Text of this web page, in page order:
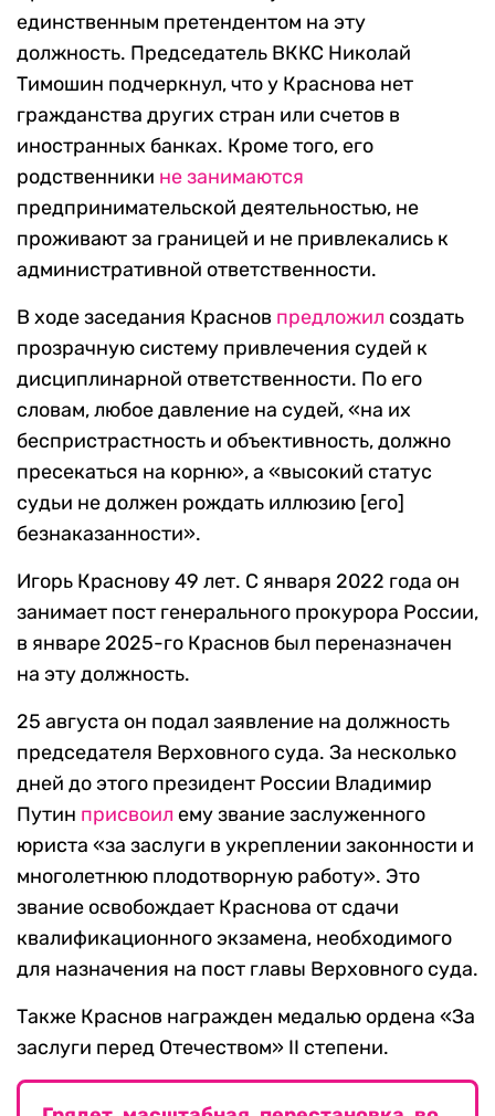
единственным претендентом на эту
должность. Председатель ВККС Николай
Тимошин подчеркнул, что у Краснова нет
гражданства других стран или счетов в
иностранных банках. Кроме того, его
родственники не занимаются
предпринимательской деятельностью, не
проживают за границей и не привлекались к
административной ответственности.
В ходе заседания Краснов предложил создать
прозрачную систему привлечения судей к
дисциплинарной ответственности. По его
словам, любое давление на судей, «на их
беспристрастность и объективность, должно
пресекаться на корню», а «высокий статус
судьи не должен рождать иллюзию [его]
безнаказанности».
Игорь Краснову 49 лет. С января 2022 года он
занимает пост генерального прокурора России,
в январе 2025-го Краснов был переназначен
на эту должность.
25 августа он подал заявление на должность
председателя Верховного суда. За несколько
дней до этого президент России Владимир
Путин присвоил ему звание заслуженного
юриста «за заслуги в укреплении законности и
многолетнюю плодотворную работу». Это
звание освобождает Краснова от сдачи
квалификационного экзамена, необходимого
для назначения на пост главы Верховного суда.
Также Краснов награжден медалью ордена «За
заслуги перед Отечеством» II степени.